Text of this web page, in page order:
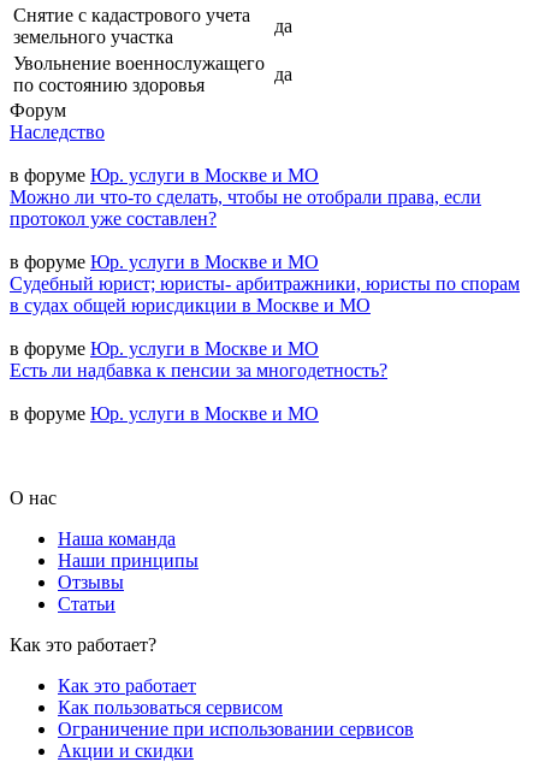
Снятие с кадастрового учета
земельного участка
да
Увольнение военнослужащего
по состоянию здоровья
да
Форум
Наследство
в форуме Юр. услуги в Москве и МО
Можно ли что-то сделать, чтобы не отобрали права, если
протокол уже составлен?
в форуме Юр. услуги в Москве и МО
Судебный юрист; юристы- арбитражники, юристы по спорам
в судах общей юрисдикции в Москве и МО
в форуме Юр. услуги в Москве и МО
Есть ли надбавка к пенсии за многодетность?
в форуме Юр. услуги в Москве и МО
О нас
Наша команда
Наши принципы
Отзывы
Статьи
Как это работает?
Как это работает
Как пользоваться сервисом
Ограничение при использовании сервисов
Акции и скидки